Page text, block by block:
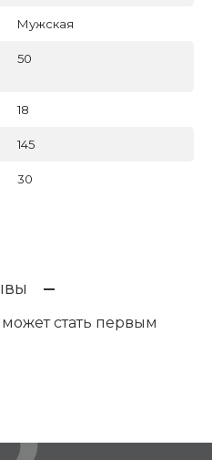
Мужская
50
18
145
30
стать первым